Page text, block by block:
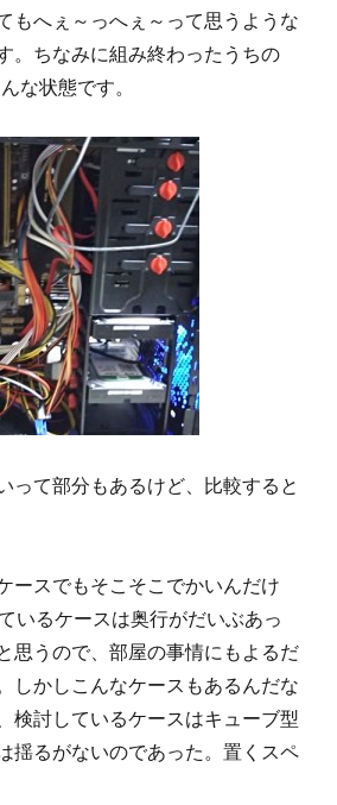
もへぇ～っへぇ～って思うような
。ちなみに組み終わったうちの
な状態です。
って部分もあるけど、比較すると
ースでもそこそこでかいんだけ
いるケースは奥行がだいぶあっ
思うので、部屋の事情にもよるだ
しかしこんなケースもあるんだな
検討しているケースはキューブ型
揺るがないのであった。置くスペ